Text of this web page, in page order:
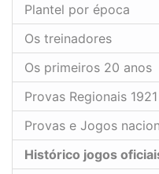
Plantel por época
Os treinadores
Os primeiros 20 anos
Provas Regionais
Provas e Jogos
Histórico jogos